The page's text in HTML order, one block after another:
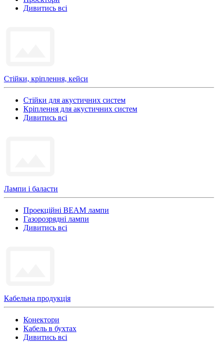
Дивитись всі
Стійки, кріплення, кейси
Стійки для акустичних систем
Кріплення для акустичних систем
Дивитись всі
Лампи і баласти
Проекційні BEAM лампи
Газорозрядні лампи
Дивитись всі
Кабельна продукція
Конектори
Кабель в бухтах
Дивитись всі